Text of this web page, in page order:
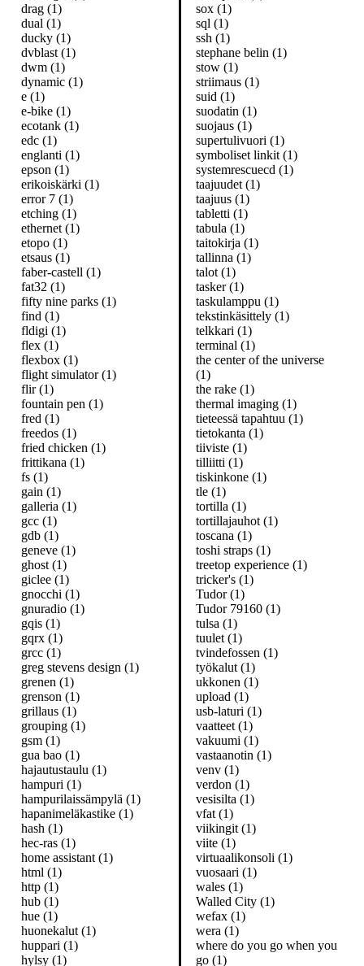
drag (1)
dual (1)
ducky (1)
dvblast (1)
dwm (1)
dynamic (1)
e (1)
e-bike (1)
ecotank (1)
edc (1)
englanti (1)
epson (1)
erikoiskärki (1)
error 7 (1)
etching (1)
ethernet (1)
etopo (1)
etsaus (1)
faber-castell (1)
fat32 (1)
fifty nine parks (1)
find (1)
fldigi (1)
flex (1)
flexbox (1)
flight simulator (1)
flir (1)
fountain pen (1)
fred (1)
freedos (1)
fried chicken (1)
frittikana (1)
fs (1)
gain (1)
galleria (1)
gcc (1)
gdb (1)
geneve (1)
ghost (1)
giclee (1)
gnocchi (1)
gnuradio (1)
gqis (1)
gqrx (1)
grcc (1)
greg stevens design (1)
grenen (1)
grenson (1)
grillaus (1)
grouping (1)
gsm (1)
gua bao (1)
hajautustaulu (1)
hampuri (1)
hampurilaissämpylä (1)
hapanimeläkastike (1)
hash (1)
hec-ras (1)
home assistant (1)
html (1)
http (1)
hub (1)
hue (1)
huonekalut (1)
huppari (1)
hylsy (1)
sox (1)
sql (1)
ssh (1)
stephane belin (1)
stow (1)
striimaus (1)
suid (1)
suodatin (1)
suojaus (1)
supertulivuori (1)
symboliset linkit (1)
systemrescuecd (1)
taajuudet (1)
taajuus (1)
tabletti (1)
tabula (1)
taitokirja (1)
tallinna (1)
talot (1)
tasker (1)
taskulamppu (1)
tekstinkäsittely (1)
telkkari (1)
terminal (1)
the center of the universe
(1)
the rake (1)
thermal imaging (1)
tieteessä tapahtuu (1)
tietokanta (1)
tiiviste (1)
tilliitti (1)
tiskinkone (1)
tle (1)
tortilla (1)
tortillajauhot (1)
toscana (1)
toshi straps (1)
treetop experience (1)
tricker's (1)
Tudor (1)
Tudor 79160 (1)
tulsa (1)
tuulet (1)
tvindefossen (1)
työkalut (1)
ukkonen (1)
upload (1)
usb-laturi (1)
vaatteet (1)
vakuumi (1)
vastaanotin (1)
venv (1)
verdon (1)
vesisilta (1)
vfat (1)
viikingit (1)
viite (1)
virtuaalikonsoli (1)
vuosaari (1)
wales (1)
Walled City (1)
wefax (1)
wera (1)
where do you go when you
go (1)